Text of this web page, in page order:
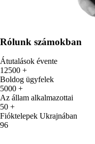
Rólunk számokban
Átutalások évente
12500 +
Boldog ügyfelek
5000 +
Az állam alkalmazottai
50 +
Fióktelepek Ukrajnában
96